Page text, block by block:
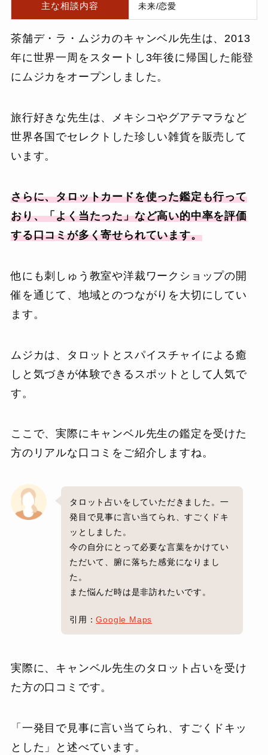
主な相談内容 未来/恋愛
茶舗デ・ラ・ムジカのキャンベル先生は、2013
年に世界一周をスタートし3年後に帰国した能登
にムジカをオープンしました。
旅行好きな先生は、メキシコやグアテマラなど
世界各国でセレクトした珍しい雑貨を販売して
います。
さらに、タロットカードを使った鑑定も行って
おり、「よく当たった」など高い的中率を評価
する口コミが多く寄せられています。
他にも刺しゅう教室や洋裁ワークショップの開
催を通じて、地域とのつながりを大切にしてい
ます。
ムジカは、タロットとスパイスチャイによる癒
しと気づきが体験できるスポットとして人気で
す。
ここで、実際にキャンベル先生の鑑定を受けた
方のリアルな口コミをご紹介しますね。
タロット占いをしていただきました。一
発目で見事に言い当てられ、すごくドキ
ッとしました。
今の自分にとって必要な言葉をかけてい
ただいて、腑に落ちた感覚になりまし
た。
また悩んだ時は是非訪れたいです。
引用：Google Maps
実際に、キャンベル先生のタロット占いを受け
た方の口コミです。
「一発目で見事に言い当てられ、すごくドキッ
とした」と述べています。